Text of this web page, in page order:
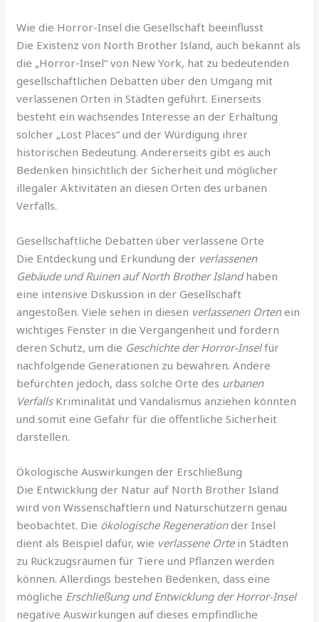
Wie die Horror-Insel die Gesellschaft beeinflusst
Die Existenz von North Brother Island, auch bekannt als
die „Horror-Insel“ von New York, hat zu bedeutenden
gesellschaftlichen Debatten über den Umgang mit
verlassenen Orten in Städten geführt. Einerseits
besteht ein wachsendes Interesse an der Erhaltung
solcher „Lost Places“ und der Würdigung ihrer
historischen Bedeutung. Andererseits gibt es auch
Bedenken hinsichtlich der Sicherheit und möglicher
illegaler Aktivitäten an diesen Orten des urbanen
Verfalls.
Gesellschaftliche Debatten über verlassene Orte
Die Entdeckung und Erkundung der verlassenen
Gebäude und Ruinen auf North Brother Islandhaben
eine intensive Diskussion in der Gesellschaft
angestoßen. Viele sehen in diesen verlassenen Ortenein
wichtiges Fenster in die Vergangenheit und fordern
deren Schutz, um die Geschichte der Horror-Inselfür
nachfolgende Generationen zu bewahren. Andere
befürchten jedoch, dass solche Orte des urbanen
VerfallsKriminalität und Vandalismus anziehen könnten
und somit eine Gefahr für die öffentliche Sicherheit
darstellen.
Ökologische Auswirkungen der Erschließung
Die Entwicklung der Natur auf North Brother Island
wird von Wissenschaftlern und Naturschützern genau
beobachtet. Die ökologische Regenerationder Insel
dient als Beispiel dafür, wie verlassene Ortein Städten
zu Rückzugsräumen für Tiere und Pflanzen werden
können. Allerdings bestehen Bedenken, dass eine
mögliche Erschließung und Entwicklung der Horror-Insel
negative Auswirkungen auf dieses empfindliche